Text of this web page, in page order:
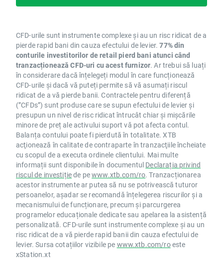
CFD-urile sunt instrumente complexe și au un risc ridicat de a
pierde rapid bani din cauza efectului de levier.77% din
conturile investitorilor de retail pierd bani atunci când
tranzacționează CFD-uri cu acest furnizor. Ar trebui să luați
în considerare dacă înțelegeți modul în care funcționează
CFD-urile și dacă vă puteți permite să vă asumați riscul
ridicat de a vă pierde banii. Contractele pentru diferență
(”CFDs”) sunt produse care se supun efectului de levier și
presupun un nivel de risc ridicat întrucât chiar și mișcările
minore de preț ale activului suport vă pot afecta contul.
Balanța contului poate fi pierdută în totalitate. XTB
acţionează în calitate de contraparte în tranzacţiile încheiate
cu scopul de a executa ordinele clientului. Mai multe
informații sunt disponibile în documentul Declarația privind
riscul de investițiede pewww.xtb.com/ro. Tranzacționarea
acestor instrumente ar putea să nu se potrivească tuturor
persoanelor, așadar se recomandă înțelegerea riscurilor și a
mecanismului de funcționare, precum și parcurgerea
programelor educaționale dedicate sau apelarea la asistență
personalizată. CFD-urile sunt instrumente complexe și au un
risc ridicat de a vă pierde rapid banii din cauza efectului de
levier. Sursa cotațiilor vizibile pe www.xtb.com/roeste
xStation.xt